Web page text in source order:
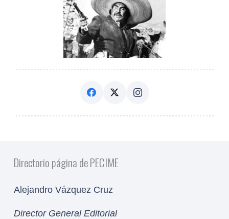
Directorio página de PECIME
Alejandro Vázquez Cruz
Director General Editorial